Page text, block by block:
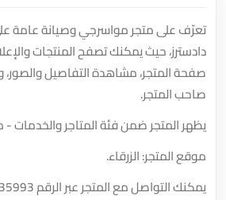
تعرّف على متجر مواسرجي وصيانة
دادسترز، حيث يمكنك تصفح المنتجات
صفحة المتجر، مشاهدة التفاصيل
صاحب المتجر.
يظهر المتجر ضمن فئة المتاجر والخدمات -
موقع المتجر: الزرقاء.
يمكنك التواصل مع المتجر عبر الرقم